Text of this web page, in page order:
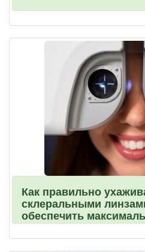
Как правильно
склеральными
обеспечить